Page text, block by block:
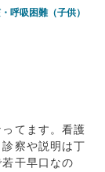
呼吸困難（子供）
てます。看護
察や説明は丁
干早口なの